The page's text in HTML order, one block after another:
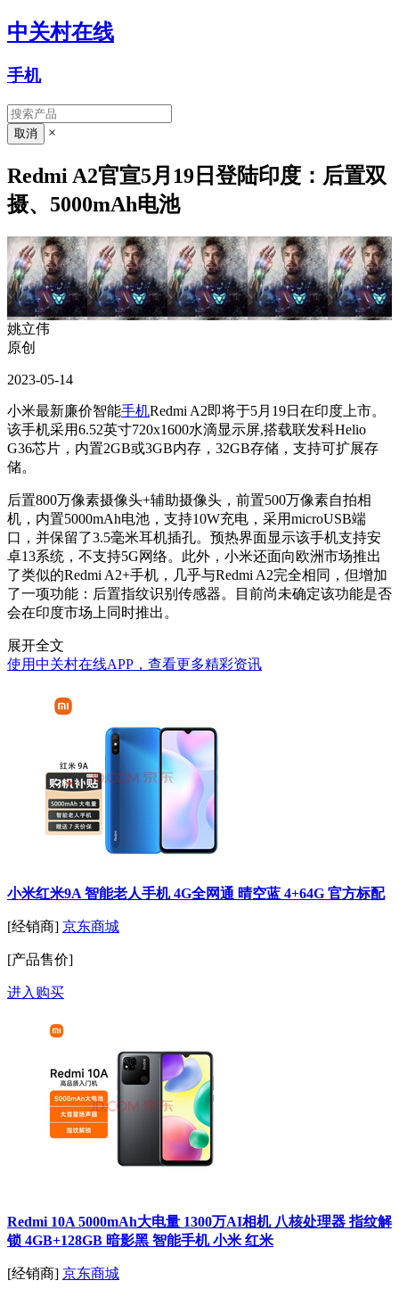
中关村在线
手机
×
Redmi A2官宣5月19日登陆印度：后置双
摄、5000mAh电池
姚立伟
原创
2023-05-14
小米最新廉价智能手机Redmi A2即将于5月19日在印度上市。
该手机采用6.52英寸720x1600水滴显示屏,搭载联发科Helio
G36芯片，内置2GB或3GB内存，32GB存储，支持可扩展存
储。
后置800万像素摄像头+辅助摄像头，前置500万像素自拍相
机，内置5000mAh电池，支持10W充电，采用microUSB端
口，并保留了3.5毫米耳机插孔。预热界面显示该手机支持安
卓13系统，不支持5G网络。此外，小米还面向欧洲市场推出
了类似的Redmi A2+手机，几乎与Redmi A2完全相同，但增加
了一项功能：后置指纹识别传感器。目前尚未确定该功能是否
会在印度市场上同时推出。
展开全文
使用中关村在线APP，查看更多精彩资讯
小米红米9A 智能老人手机 4G全网通 晴空蓝 4+64G 官方标配
[经销商] 京东商城
[产品售价]
进入购买
Redmi 10A 5000mAh大电量 1300万AI相机 八核处理器 指纹解
锁 4GB+128GB 暗影黑 智能手机 小米 红米
[经销商] 京东商城